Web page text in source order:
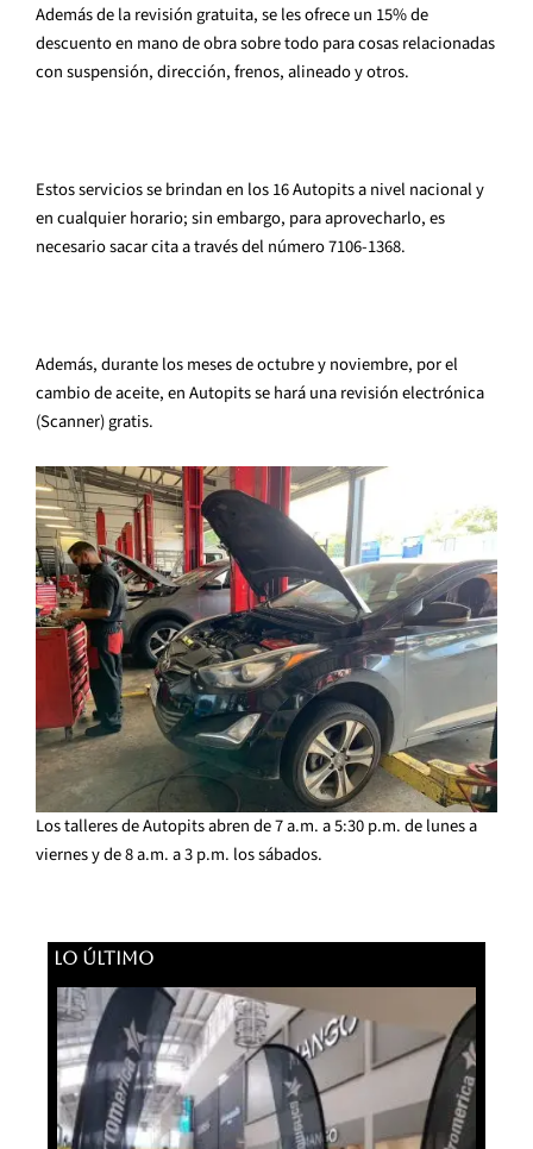
Además de la revisión gratuita, se les ofrece un 15% de
descuento en mano de obra sobre todo para cosas relacionadas
con suspensión, dirección, frenos, alineado y otros.
Estos servicios se brindan en los 16 Autopits a nivel nacional y
en cualquier horario; sin embargo, para aprovecharlo, es
necesario sacar cita a través del número 7106-1368.
Además, durante los meses de octubre y noviembre, por el
cambio de aceite, en Autopits se hará una revisión electrónica
(Scanner) gratis.
Los talleres de Autopits abren de 7 a.m. a 5:30 p.m. de lunes a
viernes y de 8 a.m. a 3 p.m. los sábados.
LO ÚLTIMO